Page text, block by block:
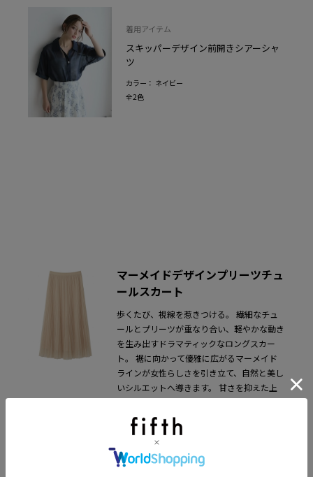
着用アイテム
スキッパーデザイン前開きシアーシャ
ツ
カラー： ネイビー
全2色
マーメイドデザインプリーツチュ
ールスカート
歩くたび、視線を惹きつける。
繊細なチュ
ールとプリーツが重なり合い、軽やかな動き
を生み出すドラマティックなロングスカー
ト。
裾に向かって優雅に広がるマーメイド
ラインが女性らしさを引き立て、自然と美し
いシルエットへ導きます。
甘さを抑えた上
品なデザインだから、大人のフェミニンスタ
イルにもぴったり。
日常も華やかに彩る主役級アイテムです。
全3色